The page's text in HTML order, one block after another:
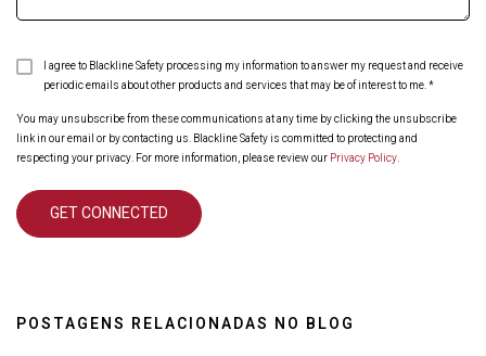
I agree to Blackline Safety processing my information to answer my request and receive
periodic emails about other products and services that may be of interest to me.*
You may unsubscribe from these communications at any time by clicking the unsubscribe
link in our email or by contacting us. Blackline Safety is committed to protecting and
respecting your privacy. For more information, please review our Privacy Policy.
POSTAGENS RELACIONADAS NO BLOG